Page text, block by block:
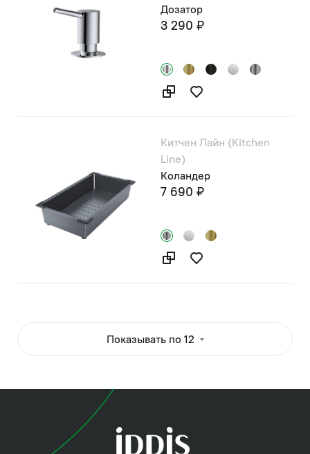
Дозатор
3 290 ₽
Китчен Лайн (Kitchen
Line)
Коландер
7 690 ₽
Показывать по 12